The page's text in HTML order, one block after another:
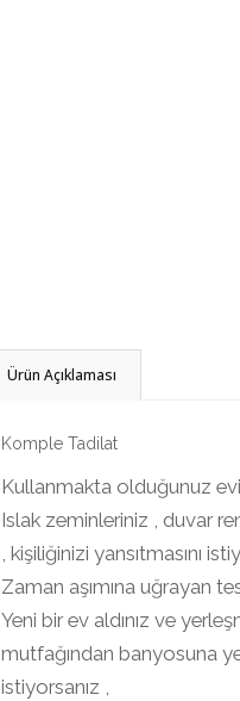
Ürün Açıklaması
Komple Tadilat
Kullanmakta olduğunuz
Islak zeminleriniz , duvar
, kişiliğinizi yansıtmasını
Zaman aşımına uğrayan
Yeni bir ev aldınız ve
mutfağından banyosuna
istiyorsanız ,